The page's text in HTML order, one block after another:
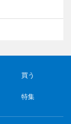
買う
特集